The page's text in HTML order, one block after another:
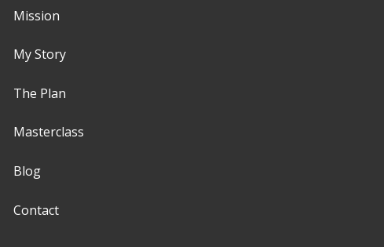
Mission
My Story
The Plan
Masterclass
Blog
Contact